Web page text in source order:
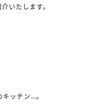
いたします。
ッチン…。